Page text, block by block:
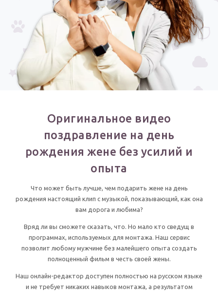
Женщине
Мужчине
Маме
Детям
ПЕРСОНАЛЬНЫЕ
Пожелания
По именам
Оригинальное видео
поздравление на день
рождения жене без усилий и
опыта
Что может быть лучше, чем подарить жене на день
рождения настоящий клип с музыкой, показывающий, как она
вам дорога и любима?
Вряд ли вы сможете сказать, что. Но мало кто сведущ в
программах, используемых для монтажа. Наш сервис
позволит любому мужчине без малейшего опыта создать
полноценный фильм в честь своей жены.
Наш онлайн-редактор доступен полностью на русском языке
и не требует никаких навыков монтажа, а результатом